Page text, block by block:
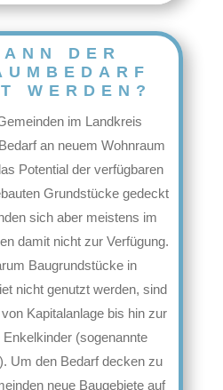
DER
WERDEN?
im Landkreis
an neuem Wohnraum
Potential der verfügbaren
Grundstücke gedeckt
sich aber meistens im
damit nicht zur Verfügung.
Baugrundstücke in
nicht genutzt werden, sind
Kapitalanlage bis hin zur
Enkelkinder (sogenannte
Um den Bedarf decken zu
neue Baugebiete auf